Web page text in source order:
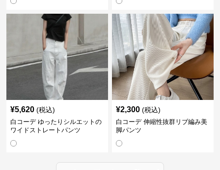
¥5,620 (税込)
白コーデ ゆったりシルエットの
ワイドストレートパンツ
¥2,300 (税込)
白コーデ 伸縮性抜群リブ編み美
脚パンツ